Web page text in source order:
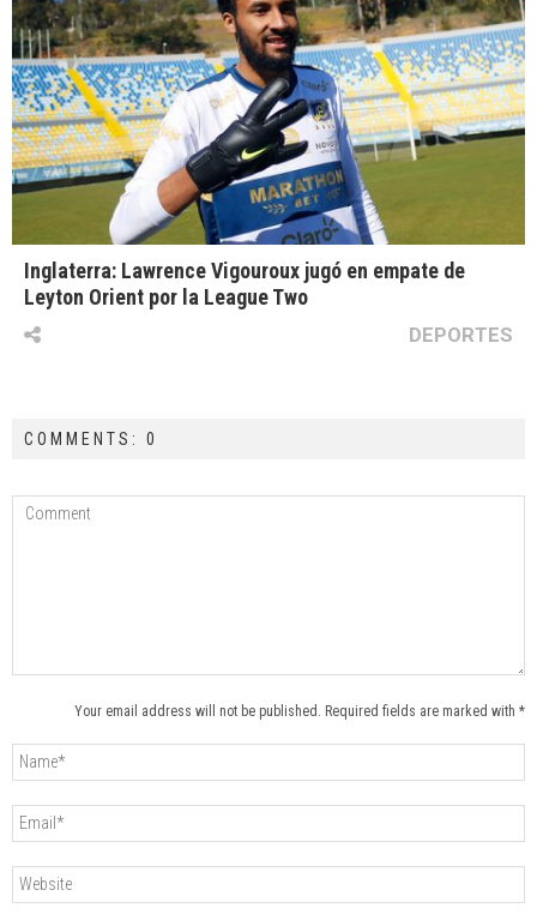
Inglaterra: Lawrence Vigouroux jugó en empate de
Leyton Orient por la League Two
DEPORTES
COMMENTS: 0
Your email address will not be published. Required fields are marked with *